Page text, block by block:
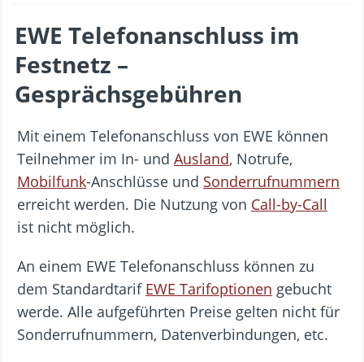
EWE Telefonanschluss im
Festnetz –
Gesprächsgebühren
Mit einem Telefonanschluss von EWE können
Teilnehmer im In- und Ausland, Notrufe,
Mobilfunk-Anschlüsse und Sonderrufnummern
erreicht werden. Die Nutzung von Call-by-Call
ist nicht möglich.
An einem EWE Telefonanschluss können zu
dem Standardtarif EWE Tarifoptionen gebucht
werde. Alle aufgeführten Preise gelten nicht für
Sonderrufnummern, Datenverbindungen, etc.